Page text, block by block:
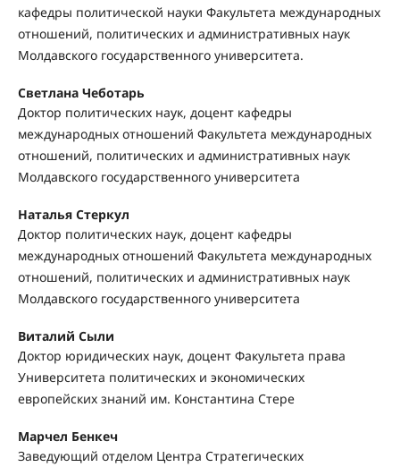
кафедры политической науки Факультета международных
отношений, политических и административных наук
Молдавского государственного университета.
Светлана Чеботарь
Доктор политических наук, доцент кафедры
международных отношений Факультета международных
отношений, политических и административных наук
Молдавского государственного университета
Наталья Стеркул
Доктор политических наук, доцент кафедры
международных отношений Факультета международных
отношений, политических и административных наук
Молдавского государственного университета
Виталий Сыли
Доктор юридических наук, доцент Факультета права
Университета политических и экономических
европейских знаний им. Константина Стере
Марчел Бенкеч
Заведующий отделом Центра Стратегических